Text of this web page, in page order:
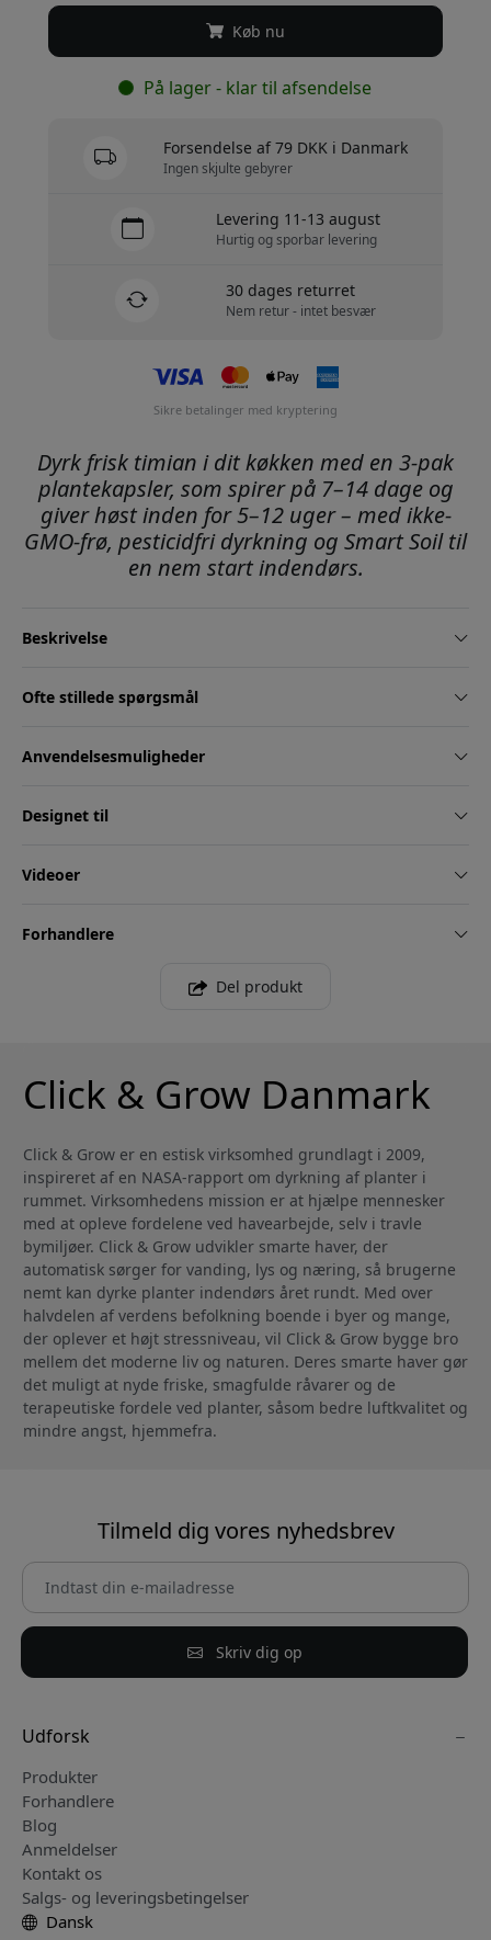
Køb nu
På lager - klar til afsendelse
Forsendelse af 79 DKK i Danmark
Ingen skjulte gebyrer
Levering 11-13 august
Hurtig og sporbar levering
30 dages returret
Nem retur - intet besvær
Sikre betalinger med kryptering
Dyrk frisk timian i dit køkken med en 3-pak
plantekapsler, som spirer på 7–14 dage og
giver høst inden for 5–12 uger – med ikke-
GMO-frø, pesticidfri dyrkning og Smart Soil til
en nem start indendørs.
Beskrivelse
Ofte stillede spørgsmål
Anvendelsesmuligheder
Designet til
Videoer
Forhandlere
Del produkt
Click & Grow Danmark
Click & Grow er en estisk virksomhed grundlagt i 2009,
inspireret af en NASA-rapport om dyrkning af planter i
rummet. Virksomhedens mission er at hjælpe mennesker
med at opleve fordelene ved havearbejde, selv i travle
bymiljøer. Click & Grow udvikler smarte haver, der
automatisk sørger for vanding, lys og næring, så brugerne
nemt kan dyrke planter indendørs året rundt. Med over
halvdelen af verdens befolkning boende i byer og mange,
der oplever et højt stressniveau, vil Click & Grow bygge bro
mellem det moderne liv og naturen. Deres smarte haver gør
det muligt at nyde friske, smagfulde råvarer og de
terapeutiske fordele ved planter, såsom bedre luftkvalitet og
mindre angst, hjemmefra.
Tilmeld dig vores nyhedsbrev
Skriv dig op
Udforsk
Produkter
Forhandlere
Blog
Anmeldelser
Kontakt os
Salgs- og leveringsbetingelser
Dansk